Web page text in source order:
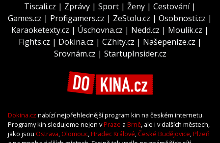
Tiscali.cz | Zprávy | Sport | Ženy | Cestování|
Games.cz | Profigamers.cz | ZeStolu.cz | Osobnosti.cz |
Karaoketexty.cz | Úschovna.cz | Nedd.cz | Moulík.cz |
Fights.cz | Dokina.cz | CZhity.cz | Našepeníze.cz |
Srovnám.cz | StartupInsider.cz
Dokina.cz nabízí nejpřehlednější program kin na českém internetu.
Programy kin sledujeme nejen vPraze a Brně, ale i v dalších městech,
jako jsou Ostrava, Olomouc,Hradec Králové,České Budějovice,Plzeň